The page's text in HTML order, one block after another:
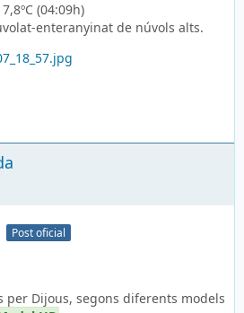
(04:09h)
enteranyinat de núvols alts.
Post oficial
per Dijous, segons diferents models